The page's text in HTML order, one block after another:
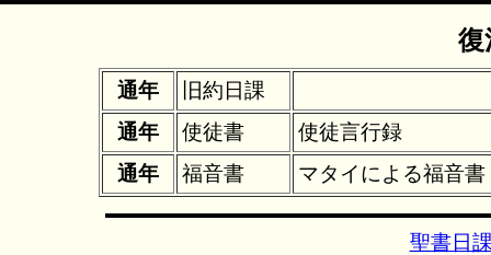
復
通年
旧約日課
通年
使徒書
使徒言行録
通年
福音書 マタイによる福音書
聖書日